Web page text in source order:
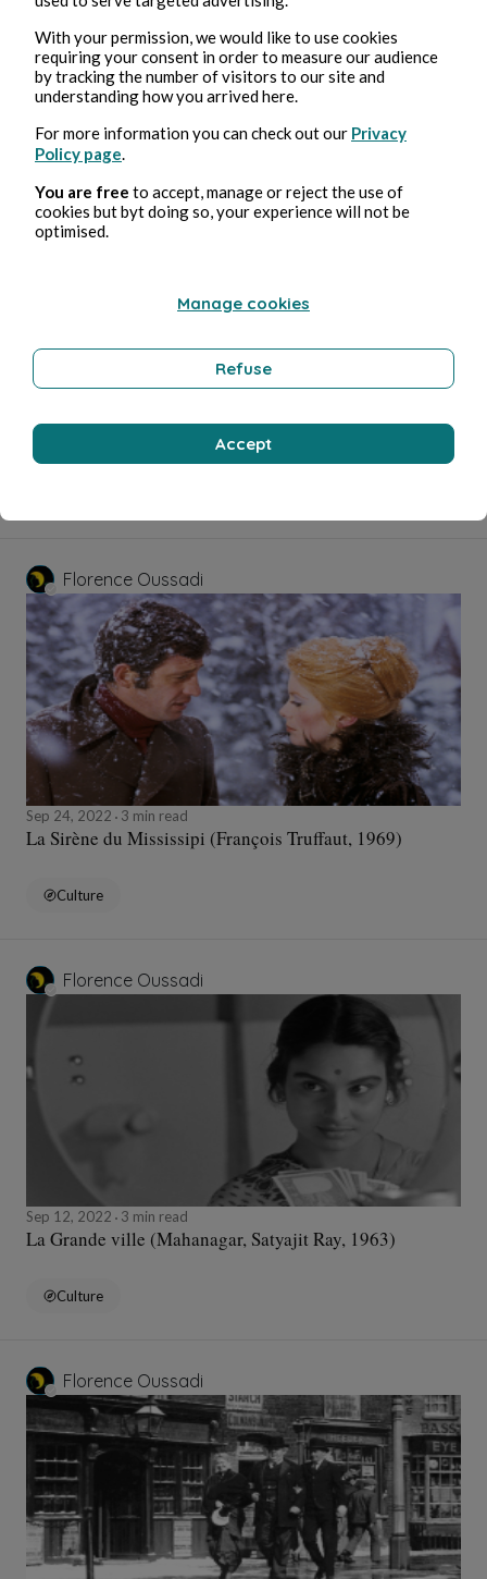
4 min read
Garde à vue (Claude Miller, 1981)
Culture
La Cour (Hafsia Herzi, 2022)
Florence Oussadi
Sep 24, 2022 3 min read
La Sirène du Mississipi (François Truffaut, 1969)
Culture
Florence Oussadi
Sep 12, 2022 3 min read
La Grande ville (Mahanagar, Satyajit Ray, 1963)
Culture
Florence Oussadi
With your permission, we would like to use cookies
requiring your consent in order to measure our audience
by tracking the number of visitors to our site and
understanding how you arrived here.
For more information you can check out our Privacy
Policy page
You are free to accept, manage or reject the use of
cookies but byt doing so, your experience will not be
optimised.
Manage cookies
Refuse
Accept